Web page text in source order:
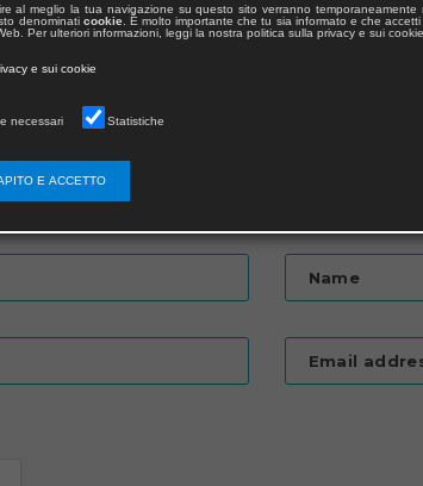
Name
Email
al meglio la tua navigazione su questo sito verranno temporaneamente
denominati cookie. È molto importante che tu sia informato e che
Per ulteriori informazioni, leggi la nostra politica sulla privacy e sui cookie.
e sui cookie
necessari Statistiche
E ACCETTO